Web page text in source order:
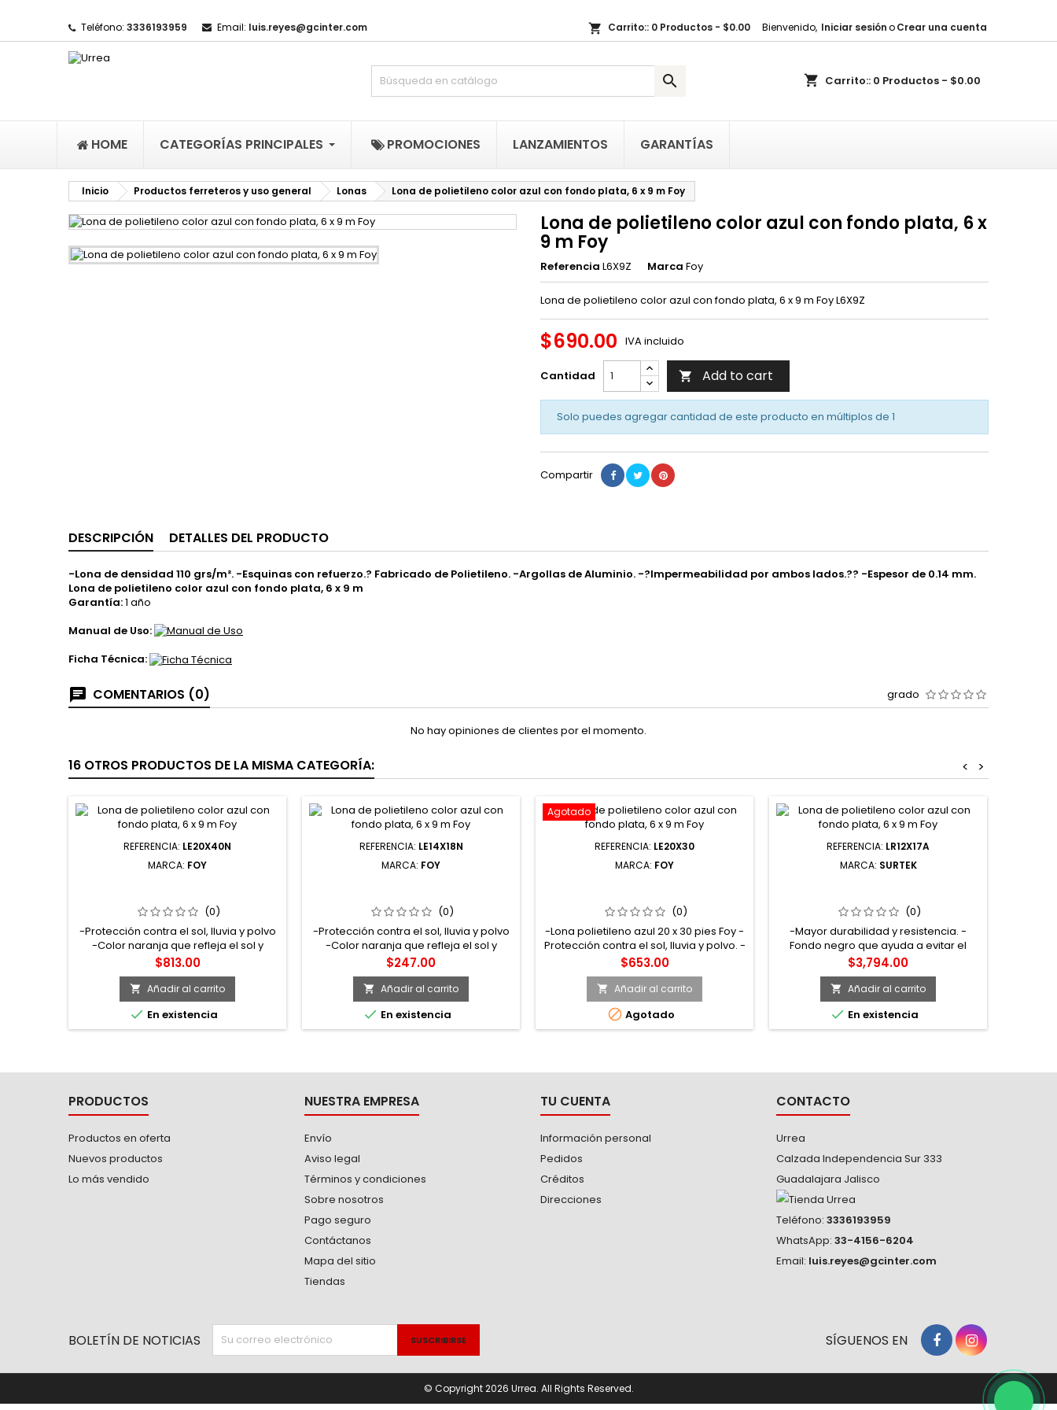
Teléfono: 3336193959 Email: luis.reyes@gcinter.com Bienvenido, Iniciar sesiónoCrear una cuenta
shopping_cart Carrito:: 0 Productos - $0.00
shopping_cart Carrito:: 0 Productos - $0.00

HOME CATEGORÍAS PRINCIPALES PROMOCIONES LANZAMIENTOS GARANTÍAS
Inicio Productos ferreteros y uso general Lonas Lona de polietileno color azul con fondo plata, 6 x 9 m Foy
Lona de polietileno color azul con fondo plata, 6 x
9 m Foy
Referencia L6X9Z Marca Foy
Lona de polietileno color azul con fondo plata, 6 x 9 m Foy L6X9Z
$690.00 IVA incluido
Cantidad  Add to cart
Solo puedes agregar cantidad de este producto en múltiplos de 1
Compartir
DESCRIPCIÓN DETALLES DEL PRODUCTO
-Lona de densidad 110 grs/m². -Esquinas con refuerzo.? Fabricado de Polietileno. -Argollas de Aluminio. -?Impermeabilidad por ambos lados.?? -Espesor de 0.14 mm.
Lona de polietileno color azul con fondo plata, 6 x 9 m
Garantía:1 año
Manual de Uso:
Ficha Técnica:
COMENTARIOS (0) grado
No hay opiniones de clientes por el momento.
16 OTROS PRODUCTOS DE LA MISMA CATEGORÍA: >
<
REFERENCIA: LE20X40N
MARCA: FOY
(0)
-Protección contra el sol, lluvia y polvo
-Color naranja que refleja el sol y
fondo plata que evita el calentamiento
-Densidad 110 g/m² -14 mm
Precio
$813.00
 Añadir al carrito
 En existencia
REFERENCIA: LE14X18N
MARCA: FOY
(0)
-Protección contra el sol, lluvia y polvo
-Color naranja que refleja el sol y
fondo plata que evita el calentamiento
-Densidad 110 g/m² -14 mm
Precio
$247.00
 Añadir al carrito
 En existencia
Agotado
REFERENCIA: LE20X30
MARCA: FOY
(0)
-Lona polietileno azul 20 x 30 pies Foy -
Protección contra el sol, lluvia y polvo. -
Color azul que refleja el sol y fondo
plata que evita el calentamiento. -
Densidad 110 grs/m². -Trama de 10 x 10
hilos por pulgada. -Con espesor de
0.14mm.
Precio
$653.00
 Añadir al carrito
 Agotado
REFERENCIA: LR12X17A
MARCA: SURTEK
SURTEK (0)
-Mayor durabilidad y resistencia. -
Fondo negro que ayuda a evitar el
calentamiento. -Esquinas reforzadas. -
Densidad 180 grs/m². Trama de 14 x 14
hilos por pulgada. Con espesor de
0.25mm.
Precio
$3,794.00
 Añadir al carrito
 En existencia
PRODUCTOS
Productos en oferta
Nuevos productos
Lo más vendido
NUESTRA EMPRESA
Envío
Aviso legal
Términos y condiciones
Sobre nosotros
Pago seguro
Contáctanos
Mapa del sitio
Tiendas
TU CUENTA
Información personal
Pedidos
Créditos
Direcciones
CONTACTO
Urrea
Calzada Independencia Sur 333
Guadalajara Jalisco
Teléfono: 3336193959
WhatsApp: 33-4156-6204
Email: luis.reyes@gcinter.com
Mi lista de regalos ×
((title)) ×
((label))
((cancelText)) ((createText))
Iniciar sesión ×
Debe iniciar sesión para guardar productos en su lista de deseos.
((loginText))
BOLETÍN DE NOTICIAS SÍGUENOS EN
© Copyright 2026 Urrea. All Rights Reserved.